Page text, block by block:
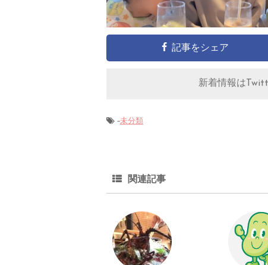
記事をシェア
新着情報は
-未分類
関連記事